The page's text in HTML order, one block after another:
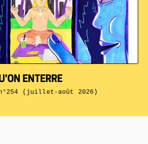
ENTERRE
(juillet-août 2026)